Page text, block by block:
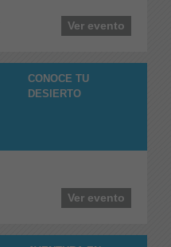
Ver evento
CONOCE TU
DESIERTO
Ver evento